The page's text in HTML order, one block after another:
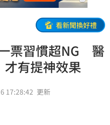
看新聞換好禮
票習慣超NG 醫
有提神效果
17:28:42 更新